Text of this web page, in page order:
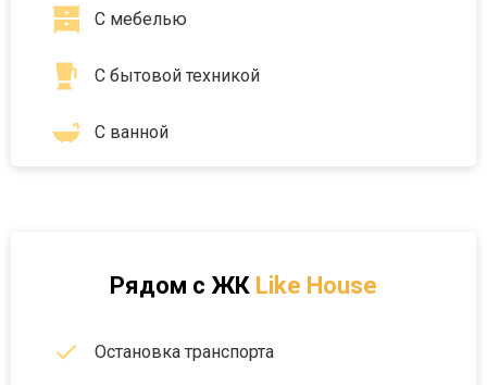
С мебелью
С бытовой техникой
С ванной
Рядом с ЖК Like House
Остановка транспорта